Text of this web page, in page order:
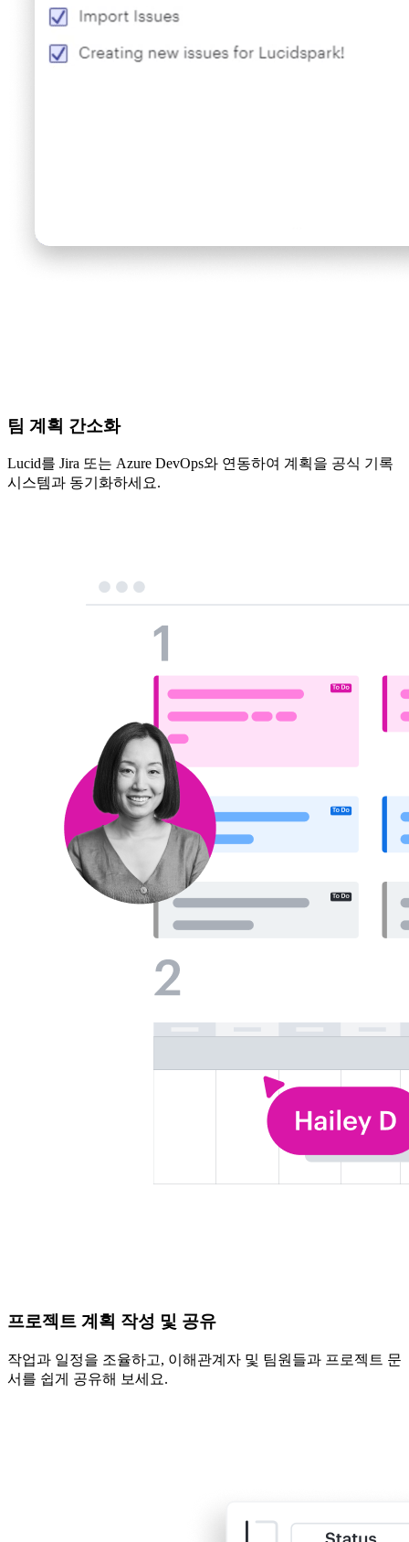
팀 계획 간소화
Lucid를 Jira 또는 Azure DevOps와 연동하여 계획을 공식 기록
시스템과 동기화하세요.
프로젝트 계획 작성 및 공유
작업과 일정을 조율하고, 이해관계자 및 팀원들과 프로젝트 문
서를 쉽게 공유해 보세요.